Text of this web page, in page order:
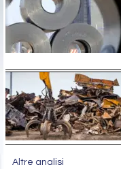
Altre analisi